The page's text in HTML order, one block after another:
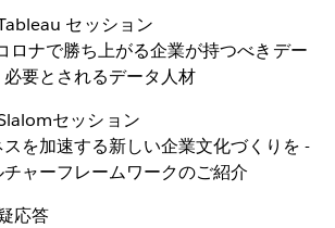
セッション
ロナで勝ち上がる企業が持つべきデー
要とされるデータ人材
セッション
を加速する新しい企業文化づくりを -
ャーフレームワークのご紹介
応答